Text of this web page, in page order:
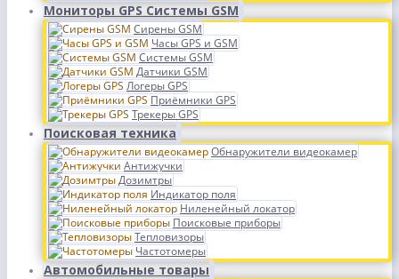
Мониторы GPS Системы GSM
Сирены GSM
Часы GPS и GSM
Системы GSM
Датчики GSM
Логеры GPS
Приёмники GPS
Трекеры GPS
Поисковая техника
Обнаружители видеокамер
Антижучки
Дозимтры
Индикатор поля
Ниленейный локатор
Поисковые приборы
Тепловизоры
Частотомеры
Автомобильные товары